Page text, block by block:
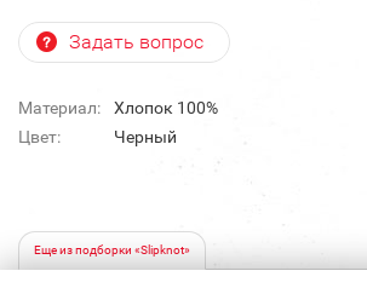
Задать вопрос
Материал:
Хлопок 100%
Цвет:
Черный
Еще из подборки «Slipknot»